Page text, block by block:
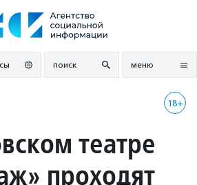
поиск меню
18+
театре
проходят